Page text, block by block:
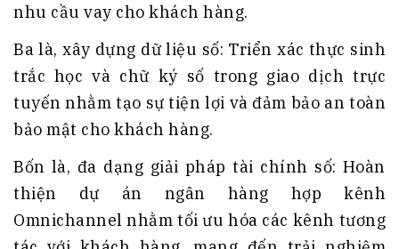
nhu cầu vay cho khách hàng.
Ba là, xây dựng dữ liệu số: Triển xác thực sinh
trắc học và chữ ký số trong giao dịch trực
tuyến nhằm tạo sự tiện lợi và đảm bảo an toàn
bảo mật cho khách hàng.
Bốn là, đa dạng giải pháp tài chính số: Hoàn
thiện dự án ngân hàng hợp kênh
Omnichannel nhằm tối ưu hóa các kênh tương